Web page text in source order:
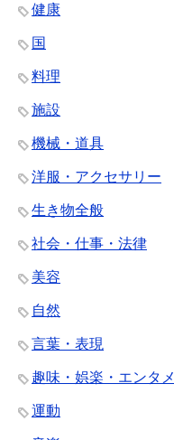
健康
国
料理
施設
機械・道具
洋服・アクセサリー
生き物全般
社会・仕事・法律
美容
自然
言葉・表現
趣味・娯楽・エンタメ
運動